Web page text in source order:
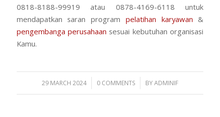
0818-8188-99919 atau 0878-4169-6118 untuk
mendapatkan saran program pelatihan karyawan &
pengembanga perusahaan sesuai kebutuhan organisasi
Kamu.
29 MARCH 2024
/ 0 COMMENTS
/ BYADMINIF